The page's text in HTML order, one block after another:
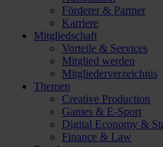
Förderer & Partner
Karriere
Mitgliedschaft
Vorteile & Services
Mitglied werden
Mitgliederverzeichnis
Themen
Creative Production
Games & E-Sport
Digital Economy &
Finance & Law